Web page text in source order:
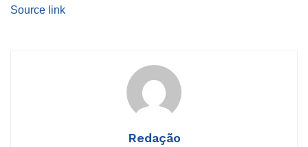
Source link
Redação